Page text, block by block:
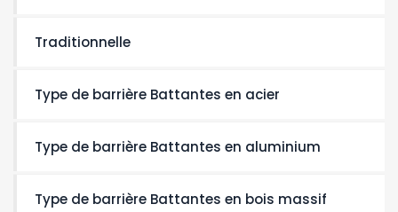
Traditionnelle
Type de barrière Battantes en acier
Type de barrière Battantes en aluminium
Type de barrière Battantes en bois massif